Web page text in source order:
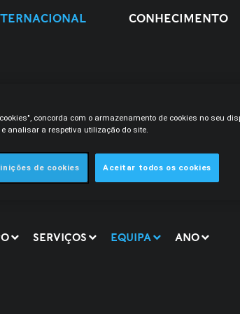
CONHECIMENTO
SERVIÇOS EQUIPA ANO
concorda com o armazenamento de cookies no seu
analisar a respetiva utilização do site.
de cookies Aceitar todos os cookies